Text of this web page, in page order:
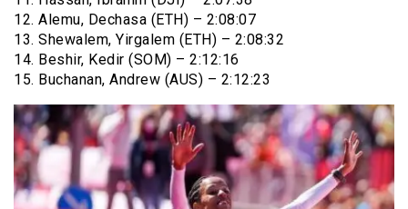
12. Alemu, Dechasa (ETH) – 2:08:07
13. Shewalem, Yirgalem (ETH) – 2:08:32
14. Beshir, Kedir (SOM) – 2:12:16
15. Buchanan, Andrew (AUS) – 2:12:23